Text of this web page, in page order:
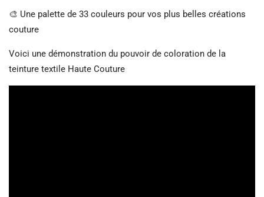
🎨 Une palette de 33 couleurs pour vos plus belles créations
couture
Voici une démonstration du pouvoir de coloration de la
teinture textile Haute Couture